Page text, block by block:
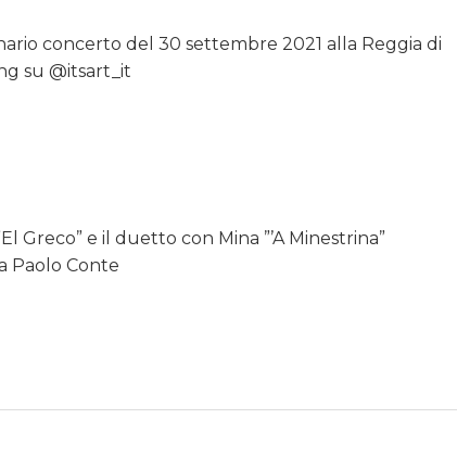
concerto del 30 settembre 2021 alla Reggia di
su @itsart_it
Greco” e il duetto con Mina ”’A Minestrina”
Paolo Conte